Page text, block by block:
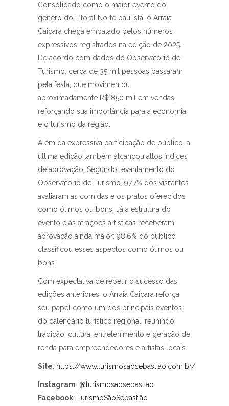
Consolidado como o maior evento do
gênero do Litoral Norte paulista, o Arraiá
Caiçara chega embalado pelos números
expressivos registrados na edição de 2025.
De acordo com dados do Observatório de
Turismo, cerca de 35 mil pessoas passaram
pela festa, que movimentou
aproximadamente R$ 850 mil em vendas,
reforçando sua importância para a economia
e o turismo da região.
Além da expressiva participação de público, a
última edição também alcançou altos índices
de aprovação. Segundo levantamento do
Observatório de Turismo, 97,7% dos visitantes
avaliaram as comidas e os pratos oferecidos
como ótimos ou bons. Já a estrutura do
evento e as atrações artísticas receberam
aprovação ainda maior: 98,6% do público
classificou esses aspectos como ótimos ou
bons.
Com expectativa de repetir o sucesso das
edições anteriores, o Arraiá Caiçara reforça
seu papel como um dos principais eventos
do calendário turístico regional, reunindo
tradição, cultura, entretenimento e geração de
renda para empreendedores e artistas locais.
Site: https://www.turismosaosebastiao.com.br/
Instagram: @turismosaosebastiao
Facebook: TurismoSãoSebastião